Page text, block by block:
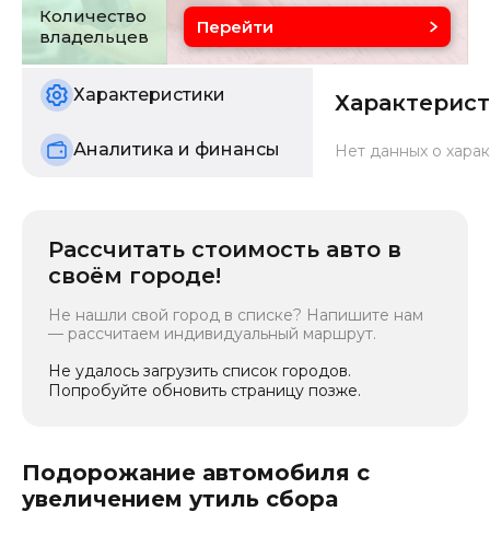
Состояние
б/у
Количество
владельцев
Перейти
Характеристики
Аналитика и финансы Нет данных о
Рассчитать стоимость авто в
своём городе!
Не нашли свой город в списке? Напишите нам
— рассчитаем индивидуальный маршрут.
Не удалось загрузить список городов.
Попробуйте обновить страницу позже.
Подорожание автомобиля с
увеличением утиль сбора